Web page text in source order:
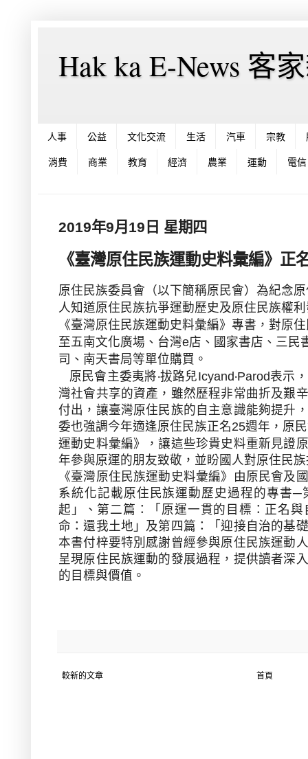
Hak ka E-News 客
人事 公益 文化交流 生活 汽車 宗教
消費 商業 教育 經濟 農業 運動 電信
2019年9月19日 星期四
《臺灣原住民族運動史料彙編》正
原住民族委員會（以下簡稱原民會）為紀念
人知道原住民族抗爭運動歷史及原住民族權
《臺灣原住民族運動史料彙編》專書，對原
至五南文化廣場、台灣e店、國家書店、三民
司、南天書局等單位購買。
原民會主委夷將‧拔路兒Icyand‧Parod表示
灣社會共享的資產，雖然歷程非常曲折及艱
付出，讓臺灣原住民族的自主意識能夠提升
委也強調今年適逢原住民族正名25週年，原
運動史料彙編》，讓這些珍貴史料重新見證
年參與原運的朋友致敬，並盼國人對原住民
《臺灣原住民族運動史料彙編》由原民會及
系統化記載原住民族運動歷史過程的專書
起」、第二篇：「原運一貫的目標：正名
命：還我土地」及第四篇：「迎接自治的基
本書付梓要特別感謝曾經參與原住民族運動
呈現原住民族運動的發展過程，提供讀者深
的目標與價值。
較新的文章 首頁